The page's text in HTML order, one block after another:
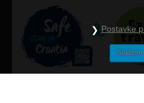
Postavke